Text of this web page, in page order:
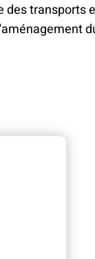
des transports